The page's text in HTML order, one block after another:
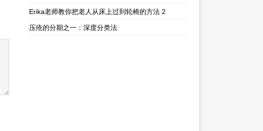
Erika老师教你把老人从床上过到轮椅的方法 2
压疮的分期之一：深度分类法